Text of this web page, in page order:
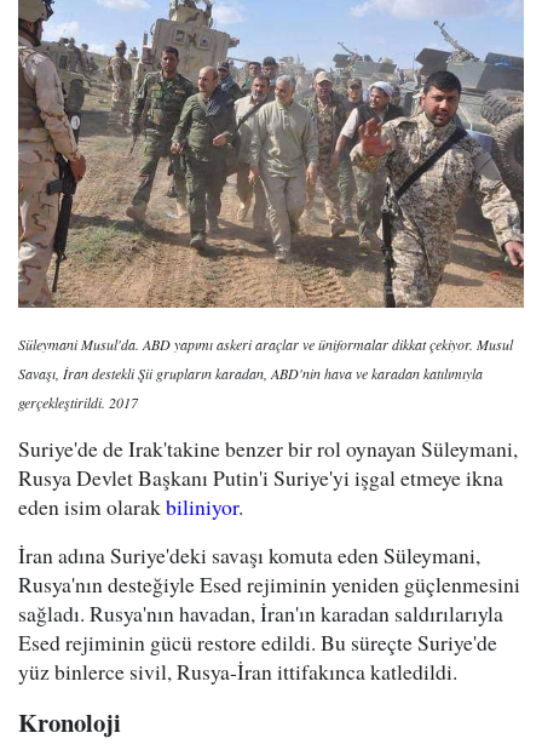
Süleymani Musul'da. ABD yapımı askeri araçlar ve üniformalar dikkat çekiyor. Musul
Savaşı, İran destekli Şii grupların karadan, ABD'nin hava ve karadan katılımıyla
gerçekleştirildi. 2017
Suriye'de de Irak'takine benzer bir rol oynayan Süleymani,
Rusya Devlet Başkanı Putin'i Suriye'yi işgal etmeye ikna
eden isim olarakbiliniyor.
İran adına Suriye'deki savaşı komuta eden Süleymani,
Rusya'nın desteğiyle Esed rejiminin yeniden güçlenmesini
sağladı. Rusya'nın havadan, İran'ın karadan saldırılarıyla
Esed rejiminin gücü restore edildi. Bu süreçte Suriye'de
yüz binlerce sivil, Rusya-İran ittifakınca katledildi.
Kronoloji